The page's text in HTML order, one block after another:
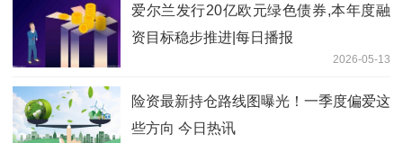
爱尔兰发行20亿欧元绿色债券,本年度融
资目标稳步推进|每日播报
2026-05-13
险资最新持仓路线图曝光！一季度偏爱这
些方向 今日热讯